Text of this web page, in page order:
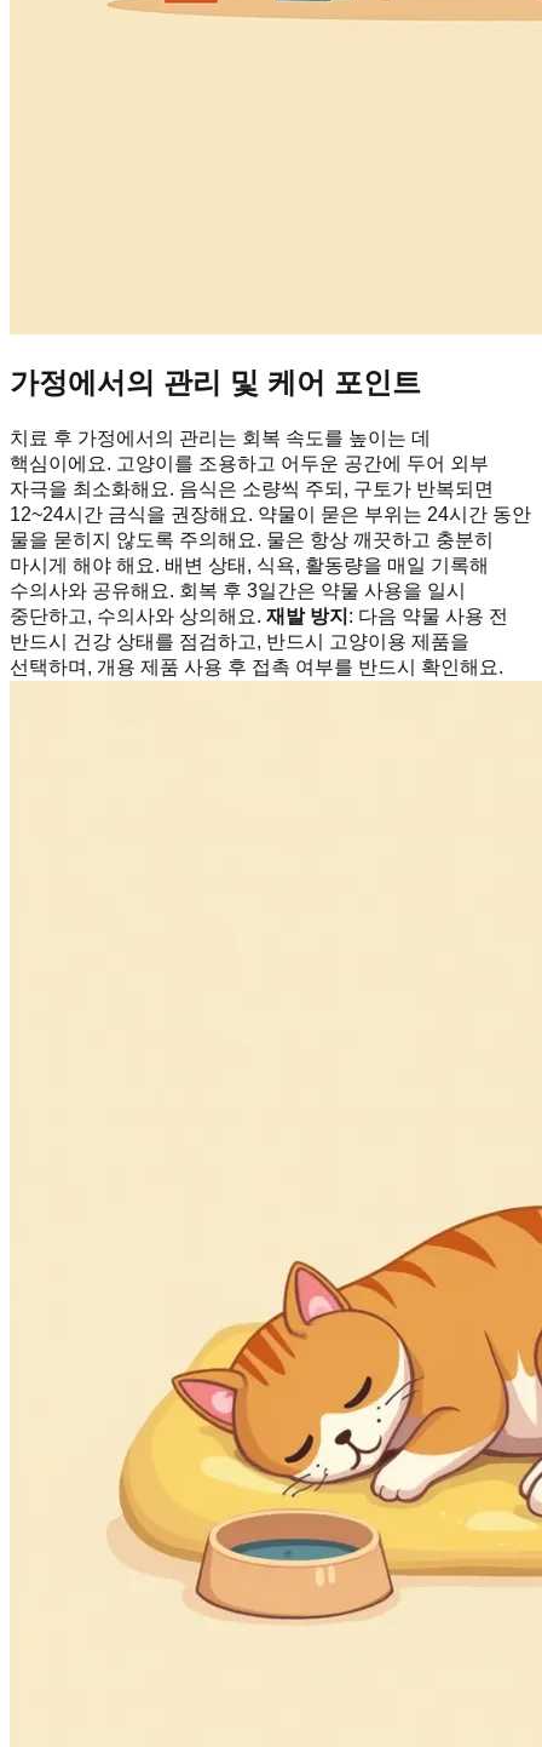
가정에서의 관리 및 케어 포인트
치료 후 가정에서의 관리는 회복 속도를 높이는 데
핵심이에요. 고양이를 조용하고 어두운 공간에 두어 외부
자극을 최소화해요. 음식은 소량씩 주되, 구토가 반복되면
12~24시간 금식을 권장해요. 약물이 묻은 부위는 24시간 동안
물을 묻히지 않도록 주의해요. 물은 항상 깨끗하고 충분히
마시게 해야 해요. 배변 상태, 식욕, 활동량을 매일 기록해
수의사와 공유해요. 회복 후 3일간은 약물 사용을 일시
중단하고, 수의사와 상의해요. 재발 방지 : 다음 약물 사용 전
반드시 건강 상태를 점검하고, 반드시 고양이용 제품을
선택하며, 개용 제품 사용 후 접촉 여부를 반드시 확인해요.